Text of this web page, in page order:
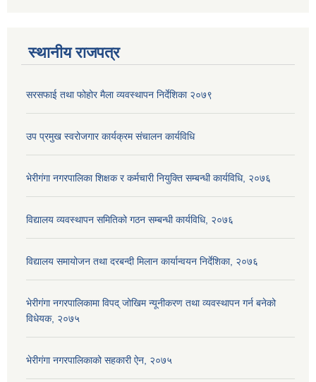
स्थानीय राजपत्र
सरसफाई तथा फोहोर मैला व्यवस्थापन निर्देशिका २०७९
उप प्रमुख स्वरोजगार कार्यक्रम संचालन कार्यविधि
भेरीगंगा नगरपालिका शिक्षक र कर्मचारी नियुक्ति सम्बन्धी कार्यविधि, २०७६
विद्यालय व्यवस्थापन समितिको गठन सम्बन्धी कार्यविधि, २०७६
विद्यालय समायोजन तथा दरबन्दी मिलान कार्यान्वयन निर्देशिका, २०७६
भेरीगंगा नगरपालिकामा विपद् जोखिम न्यूनीकरण तथा व्यवस्थापन गर्न बनेको
विधेयक, २०७५
भेरीगंगा नगरपालिकाको सहकारी ऐन, २०७५